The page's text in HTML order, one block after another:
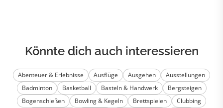
Könnte dich auch interessieren
Abenteuer & Erlebnisse Ausflüge Ausgehen
Ausstellungen
Badminton
Basketball Basteln & Handwerk
Bergsteigen
Bogenschießen
Bowling & Kegeln Brettspielen
Clubbing